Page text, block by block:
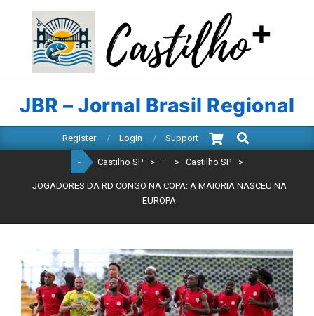
content
CASTILHO
SP
JBR – Jornal Brasil Regional
Navigation
Register Login Support
Search
- Castilho SP > – > Castilho SP >
JOGADORES DA RD CONGO NA COPA: A MAIORIA NASCEU NA
EUROPA